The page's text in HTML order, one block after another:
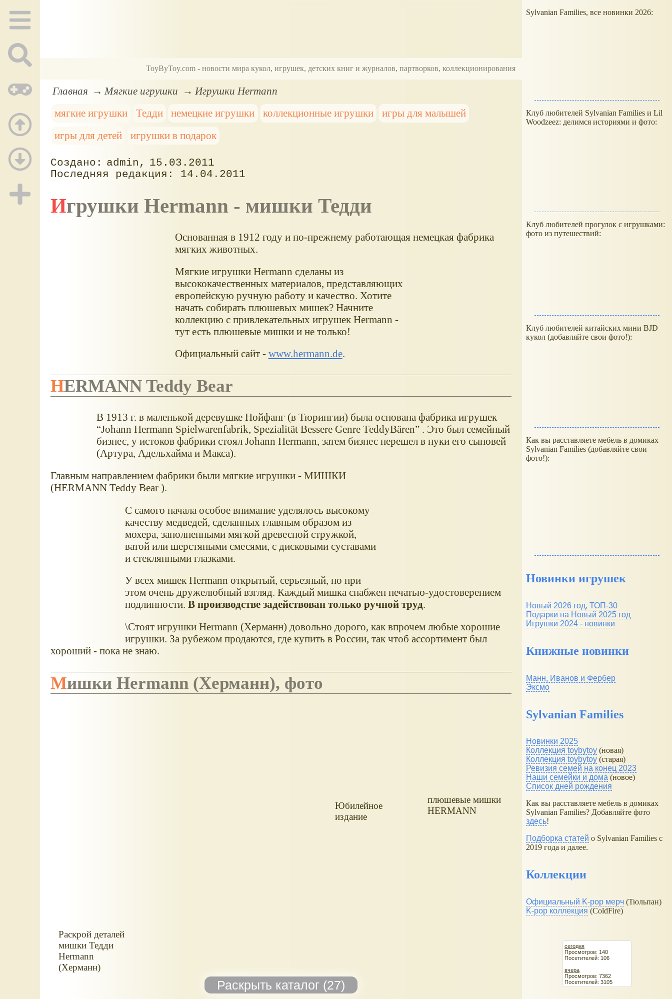
ToyByToy.com - новости мира кукол, игрушек, детских книг и журналов, партворков, коллекционирования
Главная Мягкие игрушки
Игрушки Hermann
мягкие игрушки
Тедди немецкие игрушки коллекционные игрушки
игры для малышей
игры для детей
игрушки в подарок
admin
15.03.2011
14.04.2011
Игрушки Hermann - мишки Тедди
Основанная в 1912 году и по-прежнему работающая немецкая фабрика
мягких животных.
Мягкие игрушки Hermann сделаны из
высококачественных материалов, представляющих
европейскую ручную работу и качество. Хотите
начать собирать плюшевых мишек? Начните
коллекцию с привлекательных игрушек Hermann -
тут есть плюшевые мишки и не только!
Официальный сайт - www.hermann.de.
HERMANN Teddy Bear
В 1913 г. в маленькой деревушке Нойфанг (в Тюрингии) была основана фабрика игрушек
“Johann Hermann Spielwarenfabrik, Spezialität Bessere Genre TeddyBären” . Это был семейный
бизнес, у истоков фабрики стоял Johann Hermann, затем бизнес перешел в пуки его сыновей
(Артура, Адельхайма и Макса).
Главным направлением фабрики были мягкие игрушки - МИШКИ
(HERMANN Teddy Bear ).
С самого начала особое внимание уделялось высокому
качеству медведей, сделанных главным образом из
мохера, заполненными мягкой древесной стружкой,
ватой или шерстяными смесями, с дисковыми суставами
и стеклянными глазками.
У всех мишек Hermann открытый, серьезный, но при
этом очень дружелюбный взгляд. Каждый мишка снабжен печатью-удостоверением
подлинности. В производстве задействован только ручной труд.
\Стоят игрушки Hermann (Херманн) довольно дорого, как впрочем любые хорошие
игрушки. За рубежом продаются, где купить в России, так чтоб ассортимент был
хороший - пока не знаю.
Мишки Hermann (Херманн), фото
Юбилейное
издание
плюшевые мишки
HERMANN
Раскрой деталей
мишки Тедди
Hermann
(Херманн)
Sylvanian Families, все новинки 2026:
Клуб любителей Sylvanian Families и Lil
Woodzeez: делимся историями и фото:
Клуб любителей прогулок с игрушками:
фото из путешествий:
Клуб любителей китайских мини BJD
кукол (добавляйте свои фото!):
Как вы расставляете мебель в домиках
Sylvanian Families (добавляйте свои
фото!):
Новинки игрушек
Новый 2026 год, ТОП-30
Подарки на Новый 2025 год
Игрушки 2024 - новинки
Книжные новинки
Манн, Иванов и Фербер
Эксмо
Sylvanian Families
Новинки 2025
Коллекция toybytoy (новая)
Коллекция toybytoy (старая)
Ревизия семей на конец 2023
Наши семейки и дома (новое)
Список дней рождения
Как вы расставляете мебель в домиках
Sylvanian Families? Добавляйте фото
здесь!
Подборка статей о Sylvanian Families с
2019 года и далее.
Коллекции
Официальный K-pop мерч (Тюльпан)
K-pop коллекция (ColdFire)
сегодня
Просмотров: 140
Посетителей: 106
вчера
Просмотров: 7362
Посетителей: 3105